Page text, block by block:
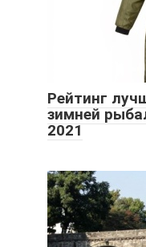
Рейтинг
зимней
2021